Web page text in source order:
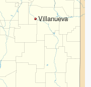
Villanueva